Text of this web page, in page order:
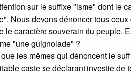
sur le suffixe "isme" dont le
Nous devons dénoncer tous
le caractère souverain du peuple.
"une guignolade" ?
les mêmes qui dénoncent le
caste se déclarant investie de